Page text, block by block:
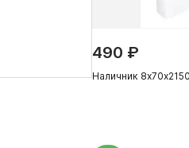
490 ₽
Наличник